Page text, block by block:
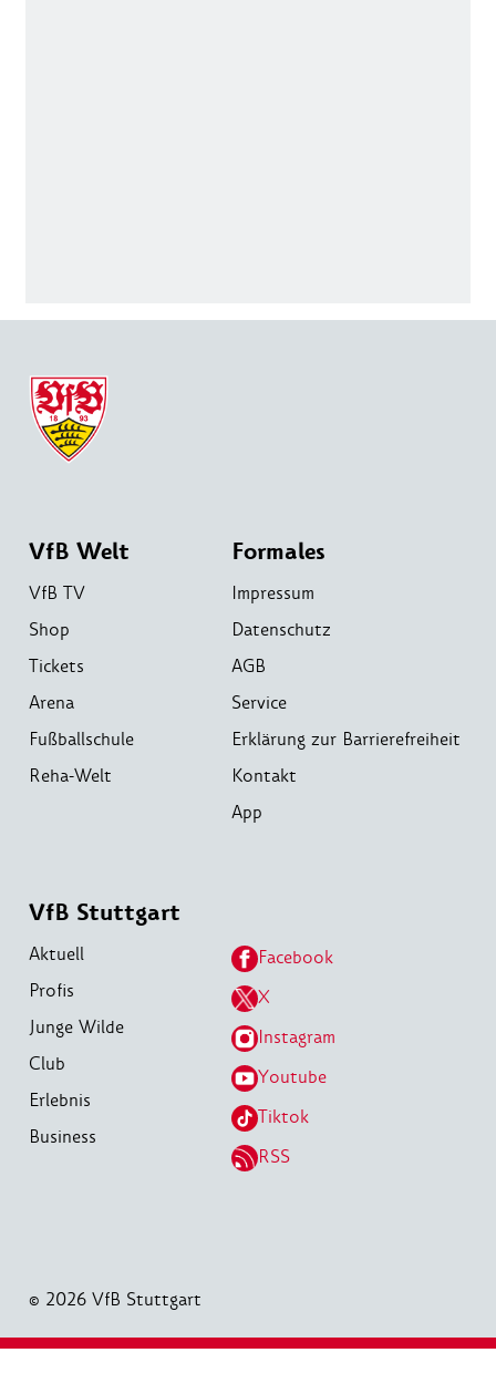
VfB Welt
VfB TV
Shop
Tickets
Arena
Fußballschule
Reha-Welt
Formales
Impressum
Datenschutz
AGB
Service
Erklärung zur Barrierefreiheit
Kontakt
App
VfB Stuttgart
Aktuell
Profis
Junge Wilde
Club
Erlebnis
Business
Facebook
X
Instagram
Youtube
Tiktok
RSS
© 2026 VfB Stuttgart